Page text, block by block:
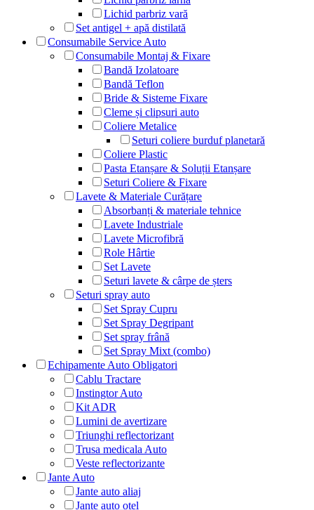
Lichid parbriz vară
Set antigel + apă distilată
Consumabile Service Auto
Consumabile Montaj & Fixare
Bandă Izolatoare
Bandă Teflon
Bride & Sisteme Fixare
Cleme și clipsuri auto
Coliere Metalice
Seturi coliere burduf planetară
Coliere Plastic
Pasta Etanșare & Soluții Etanșare
Seturi Coliere & Fixare
Lavete & Materiale Curățare
Absorbanți & materiale tehnice
Lavete Industriale
Lavete Microfibră
Role Hârtie
Set Lavete
Seturi lavete & cârpe de șters
Seturi spray auto
Set Spray Cupru
Set Spray Degripant
Set spray frână
Set Spray Mixt (combo)
Echipamente Auto Obligatori
Cablu Tractare
Instingtor Auto
Kit ADR
Lumini de avertizare
Triunghi reflectorizant
Trusa medicala Auto
Veste reflectorizante
Jante Auto
Jante auto aliaj
Jante auto otel